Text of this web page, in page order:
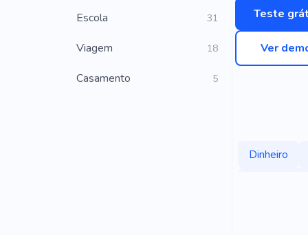
Escola 31
Viagem 18
Casamento 5
Teste
Ver
Dinheiro